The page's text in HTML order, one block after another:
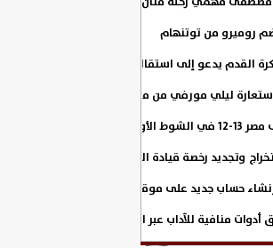
روميرو من توتنهام
القدم يدعو إلى استقالة جاني إنفانتينو
ليلي مورفي من مانشستر سيتي
نهائي مونديال اليد
وتجديد رخصة قيادة الدراجة النارية
حساب جديد على موقع وزارة الداخلية المصرية
منافية للآداب عبر السوشيال ميديا